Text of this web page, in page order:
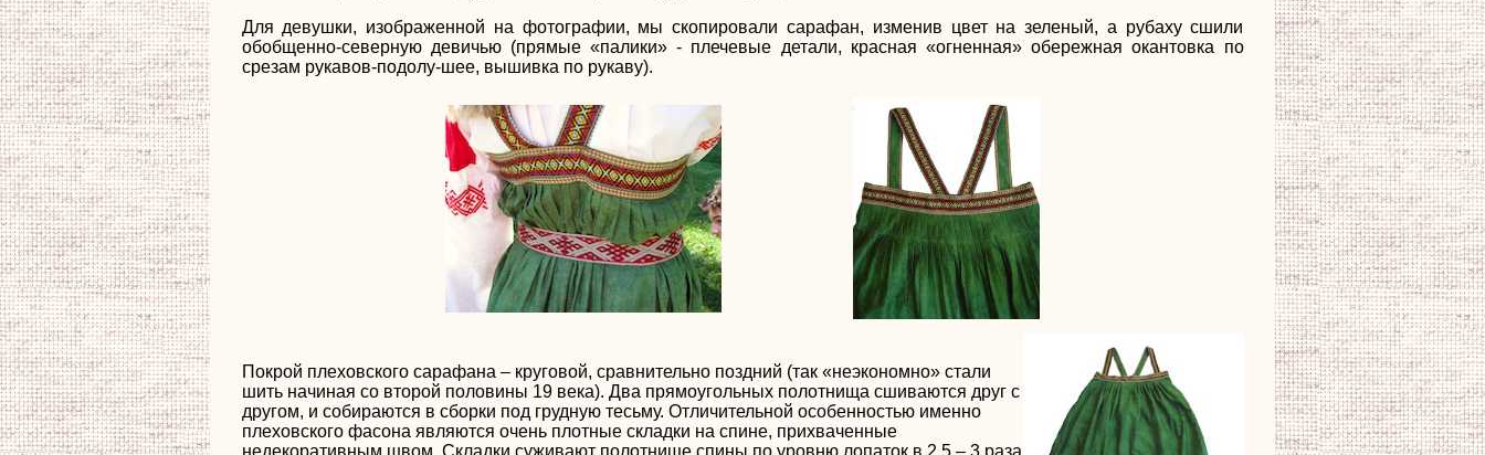
Для девушки, изображенной на фотографии, мы скопировали сарафан, изменив цвет на зеленый, а рубаху сшили
обобщенно-северную девичью (прямые «палики» - плечевые детали, красная «огненная» обережная окантовка по
срезам рукавов-подолу-шее, вышивка по рукаву).
Покрой плеховского сарафана – круговой, сравнительно поздний (так «неэкономно» стали
шить начиная со второй половины 19 века). Два прямоугольных полотнища сшиваются друг с
другом, и собираются в сборки под грудную тесьму. Отличительной особенностью именно
плеховского фасона являются очень плотные складки на спине, прихваченные
недекоративным швом. Складки суживают полотнище спины по уровню лопаток в 2.5 – 3 раза